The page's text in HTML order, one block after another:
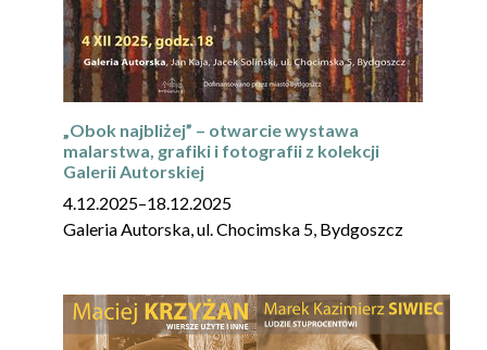
„Obok najbliżej” – otwarcie wystawa
malarstwa, grafiki i fotografii z kolekcji
Galerii Autorskiej
4.12.2025–18.12.2025
Galeria Autorska, ul. Chocimska 5, Bydgoszcz